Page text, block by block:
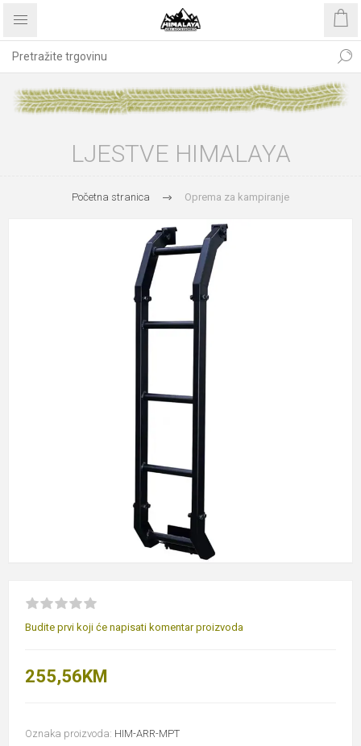
LJESTVE HIMALAYA
Početna stranica Oprema za kampiranje
Budite prvi koji će napisati komentar proizvoda
255,56KM
Oznaka proizvoda: HIM-ARR-MPT